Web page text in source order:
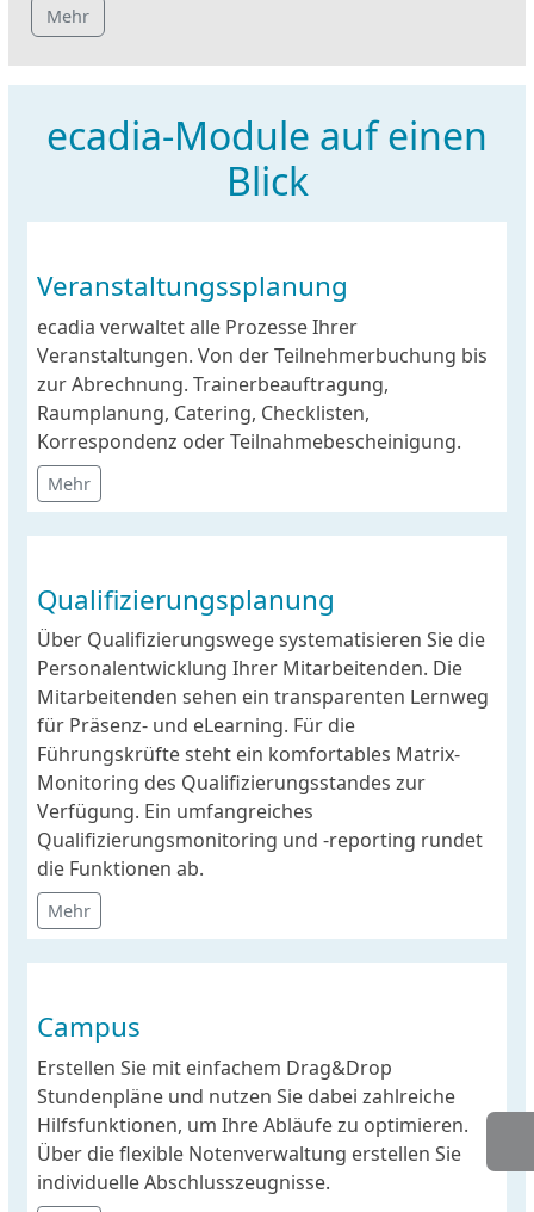
Mehr
ecadia-Module auf einen
Blick
Veranstaltungssplanung
ecadia verwaltet alle Prozesse Ihrer
Veranstaltungen. Von der Teilnehmerbuchung bis
zur Abrechnung. Trainerbeauftragung,
Raumplanung, Catering, Checklisten,
Korrespondenz oder Teilnahmebescheinigung.
Mehr
Qualifizierungsplanung
Über Qualifizierungswege systematisieren Sie die
Personalentwicklung Ihrer Mitarbeitenden. Die
Mitarbeitenden sehen ein transparenten Lernweg
für Präsenz- und eLearning. Für die
Führungskrüfte steht ein komfortables Matrix-
Monitoring des Qualifizierungsstandes zur
Verfügung. Ein umfangreiches
Qualifizierungsmonitoring und -reporting rundet
die Funktionen ab.
Mehr
Campus
Erstellen Sie mit einfachem Drag&Drop
Stundenpläne und nutzen Sie dabei zahlreiche
Hilfsfunktionen, um Ihre Abläufe zu optimieren.
Über die flexible Notenverwaltung erstellen Sie
individuelle Abschlusszeugnisse.